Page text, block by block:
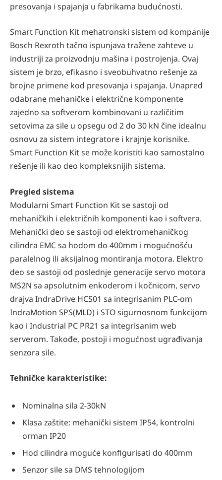
presovanja i spajanja u fabrikama budućnosti.
Smart Function Kit mehatronski sistem od kompanije
Bosch Rexroth tačno ispunjava tražene zahteve u
industriji za proizvodnju mašina i postrojenja. Ovaj
sistem je brzo, eﬁkasno i sveobuhvatno rešenje za
brojne primene kod presovanja i spajanja. Unapred
odabrane mehaničke i električne komponente
zajedno sa softverom kombinovani u različitim
setovima za sile u opsegu od 2 do 30 kN čine idealnu
osnovu za sistem integratore i krajnje korisnike.
Smart Function Kit se može koristiti kao samostalno
rešenje ili kao deo kompleksnijih sistema.
Pregled sistema
Modularni Smart Function Kit se sastoji od
mehaničkih i električnih komponenti kao i softvera.
Mehanički deo se sastoji od elektromehaničkog
cilindra EMC sa hodom do 400mm i mogućnošću
paralelnog ili aksijalnog montiranja motora. Elektro
deo se sastoji od poslednje generacije servo motora
MS2N sa apsolutnim enkoderom i kočnicom, servo
drajva IndraDrive HCS01 sa integrisanim PLC-om
IndraMotion SPS(MLD) i STO sigurnosnom funkcijom
kao i Industrial PC PR21 sa integrisanim web
serverom. Takođe, postoji i mogućnost ugrađivanja
senzora sile.
Tehničke karakteristike:
Nominalna sila 2-30kN
Klasa zaštite: mehanički sistem IP54, kontrolni
orman IP20
Hod cilindra moguće konﬁgurisati do 400mm
Senzor sile sa DMS tehnologijom